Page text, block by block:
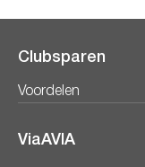
Clubsparen
Voordelen
ViaAVIA